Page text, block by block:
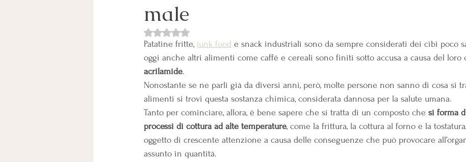
male
Valutazione NaN stelle su 5.
Patatine fritte, junk food e snack industriali sono da sempre considerati dei cibi poco
oggi anche altri alimenti come caffè e cereali sono finiti sotto accusa a causa del loro
acrilamide.
Nonostante se ne parli già da diversi anni, però, molte persone non sanno di cosa si
alimenti si trovi questa sostanza chimica, considerata dannosa per la salute umana.
Tanto per cominciare, allora, è bene sapere che si tratta di un composto che si forma
processi di cottura ad alte temperature, come la frittura, la cottura al forno e la
oggetto di crescente attenzione a causa delle conseguenze che può provocare
assunto in quantità.